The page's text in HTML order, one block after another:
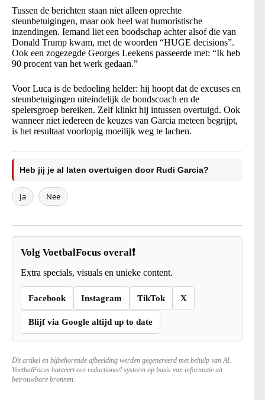
Tussen de berichten staan niet alleen oprechte
steunbetuigingen, maar ook heel wat humoristische
inzendingen. Iemand liet een boodschap achter alsof die van
Donald Trump kwam, met de woorden “HUGE decisions”.
Ook een zogezegde Georges Leekens passeerde met: “Ik heb
90 procent van het werk gedaan.”
Voor Luca is de bedoeling helder: hij hoopt dat de excuses en
steunbetuigingen uiteindelijk de bondscoach en de
spelersgroep bereiken. Zelf klinkt hij intussen overtuigd. Ook
wanneer niet iedereen de keuzes van Garcia meteen begrijpt,
is het resultaat voorlopig moeilijk weg te lachen.
Heb jij je al laten overtuigen door Rudi Garcia?
Ja Nee
Volg VoetbalFocus overal❗
Extra specials, visuals en unieke content.
Facebook Instagram TikTok X
Blijf via Google altijd up to date
Dit artikel en bijbehorende afbeelding werden gegenereerd met behulp van AI.
VoetbalFocus hanteert een redactioneel systeem op basis van informatie uit
betrouwbare bronnen.